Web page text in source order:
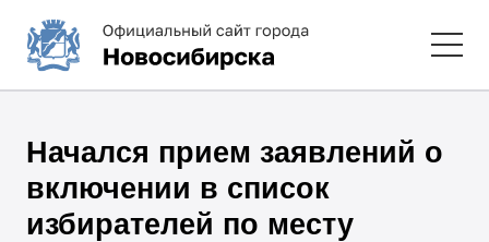
Начался прием заявлений о
включении в список
избирателей по месту